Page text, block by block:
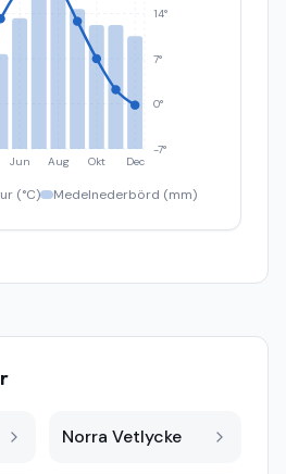
Jun Aug Okt Dec
-7°
0°
7°
14°
(°C) Medelnederbörd (mm)
Norra Vetlycke